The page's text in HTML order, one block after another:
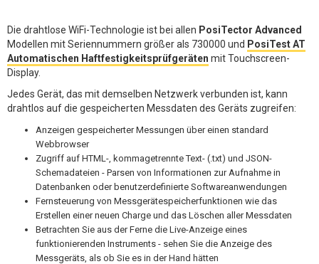
Die drahtlose WiFi-Technologie ist bei allen PosiTector Advanced
Modellen mit Seriennummern größer als 730000 und PosiTest AT
Automatischen Haftfestigkeitsprüfgeräten mit Touchscreen-
Display.
Jedes Gerät, das mit demselben Netzwerk verbunden ist, kann
drahtlos auf die gespeicherten Messdaten des Geräts zugreifen:
Anzeigen gespeicherter Messungen über einen standard
Webbrowser
Zugriff auf HTML-, kommagetrennte Text- (.txt) und JSON-
Schemadateien - Parsen von Informationen zur Aufnahme in
Datenbanken oder benutzerdefinierte Softwareanwendungen
Fernsteuerung von Messgerätespeicherfunktionen wie das
Erstellen einer neuen Charge und das Löschen aller Messdaten
Betrachten Sie aus der Ferne die Live-Anzeige eines
funktionierenden Instruments - sehen Sie die Anzeige des
Messgeräts, als ob Sie es in der Hand hätten